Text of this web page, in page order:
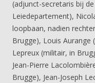
(adjunct-secretaris bij
Leiedepartement),
loopbaan, nadien
Brugge), Louis Aurange
Lepreux (militair, in
Jean-Pierre
Brugge), Jean-Joseph